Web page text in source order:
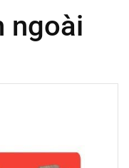
ngoài